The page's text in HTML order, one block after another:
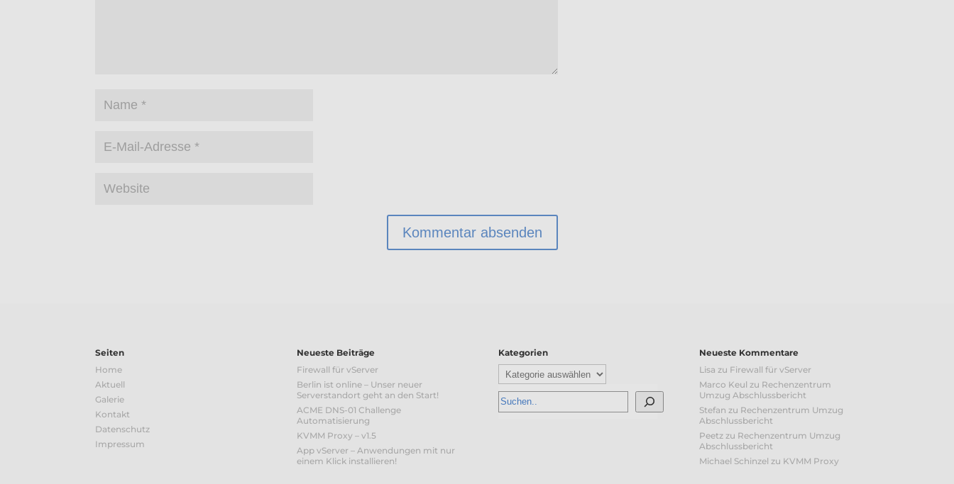
Seiten
Home
Aktuell
Galerie
Kontakt
Datenschutz
Impressum
Neueste Beiträge
Firewall für vServer
Berlin ist online – Unser neuer
Serverstandort geht an den Start!
ACME DNS-01 Challenge
Automatisierung
KVMM Proxy – v1.5
App vServer – Anwendungen mit nur
einem Klick installieren!
Kategorien
Kategorien
Neueste Kommentare
Lisa zu Firewall für vServer
Marco Keul zu Rechenzentrum
Umzug Abschlussbericht
Stefan zu Rechenzentrum Umzug
Abschlussbericht
Peetz zu Rechenzentrum Umzug
Abschlussbericht
Michael Schinzel zu KVMM Proxy